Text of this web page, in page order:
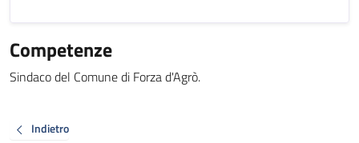
Competenze
Sindaco del Comune di Forza d'Agrò.
Indietro